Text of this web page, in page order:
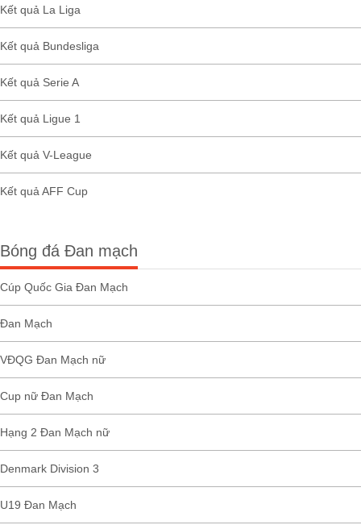
Kết quả La Liga
Kết quả Bundesliga
Kết quả Serie A
Kết quả Ligue 1
Kết quả V-League
Kết quả AFF Cup
Bóng đá Đan mạch
Cúp Quốc Gia Đan Mạch
Đan Mạch
VĐQG Đan Mạch nữ
Cup nữ Đan Mạch
Hạng 2 Đan Mạch nữ
Denmark Division 3
U19 Đan Mạch